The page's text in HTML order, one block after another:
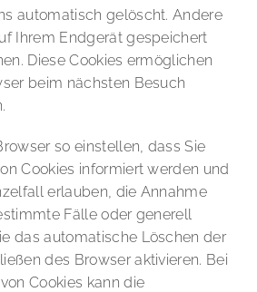
automatisch gelöscht. Andere
Ihrem Endgerät gespeichert
Diese Cookies ermöglichen
beim nächsten Besuch
so einstellen, dass Sie
Cookies informiert werden und
erlauben, die Annahme
Fälle oder generell
das automatische Löschen der
des Browser aktivieren. Bei
Cookies kann die